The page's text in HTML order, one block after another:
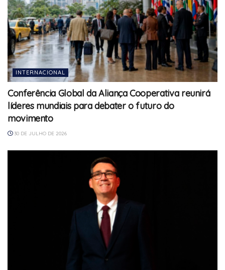
INTERNACIONAL
Conferência Global da Aliança Cooperativa reunirá
líderes mundiais para debater o futuro do
movimento
30 DE JULHO DE 2026